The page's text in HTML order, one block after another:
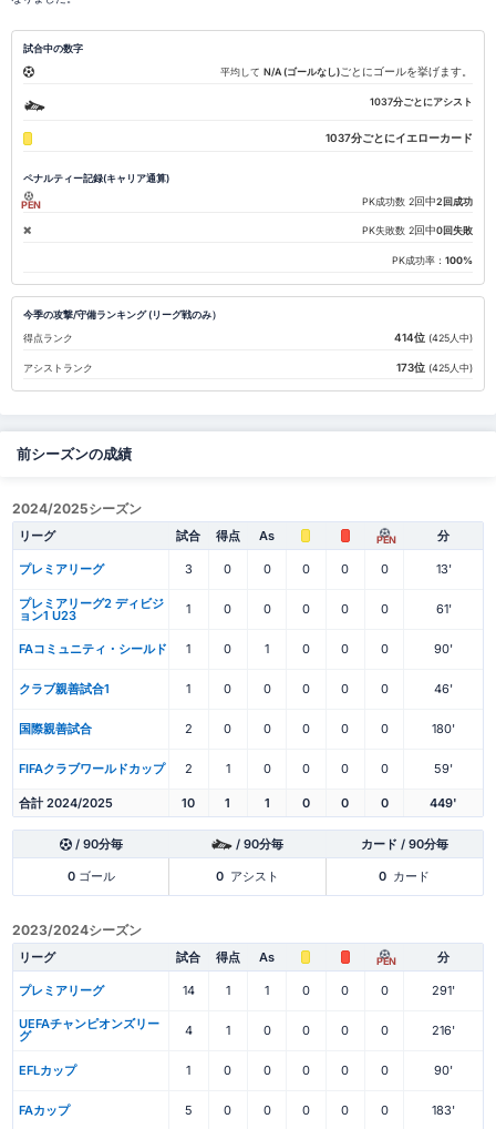
試合中の数字
平均してN/A (ゴールなし)ごとにゴールを挙げます。
1037分ごとにアシスト
1037分ごとにイエローカード
ペナルティー記録(キャリア通算)
PEN PK成功数 2回中2回成功
PK失敗数 2回中0回失敗
PK成功率：100%
今季の攻撃/守備ランキング (リーグ戦のみ）
得点ランク
414位 (425人中)
アシストランク 173位 (425人中)
前シーズンの成績
2024/2025シーズン
リーグ 試合 得点 As PEN 分
プレミアリーグ 3 0 0 0 0 0 13'
プレミアリーグ2 ディビジ
ョン1 U23 1 0 0 0 0 0 61'
FAコミュニティ・シールド 1 0 1 0 0 0 90'
クラブ親善試合1 1 0 0 0 0 0 46'
国際親善試合 2 0 0 0 0 0 180'
FIFAクラブワールドカップ 2 1 0 0 0 0 59'
合計 2024/2025 10 1 1 0 0 0 449'
/ 90分毎 / 90分毎 カード / 90分毎
0ゴール 0 アシスト 0 カード
2023/2024シーズン
リーグ 試合 得点 As PEN 分
プレミアリーグ 14 1 1 0 0 0 291'
UEFAチャンピオンズリー
グ 4 1 0 0 0 0 216'
EFLカップ 1 0 0 0 0 0 90'
FAカップ 5 0 0 0 0 0 183'